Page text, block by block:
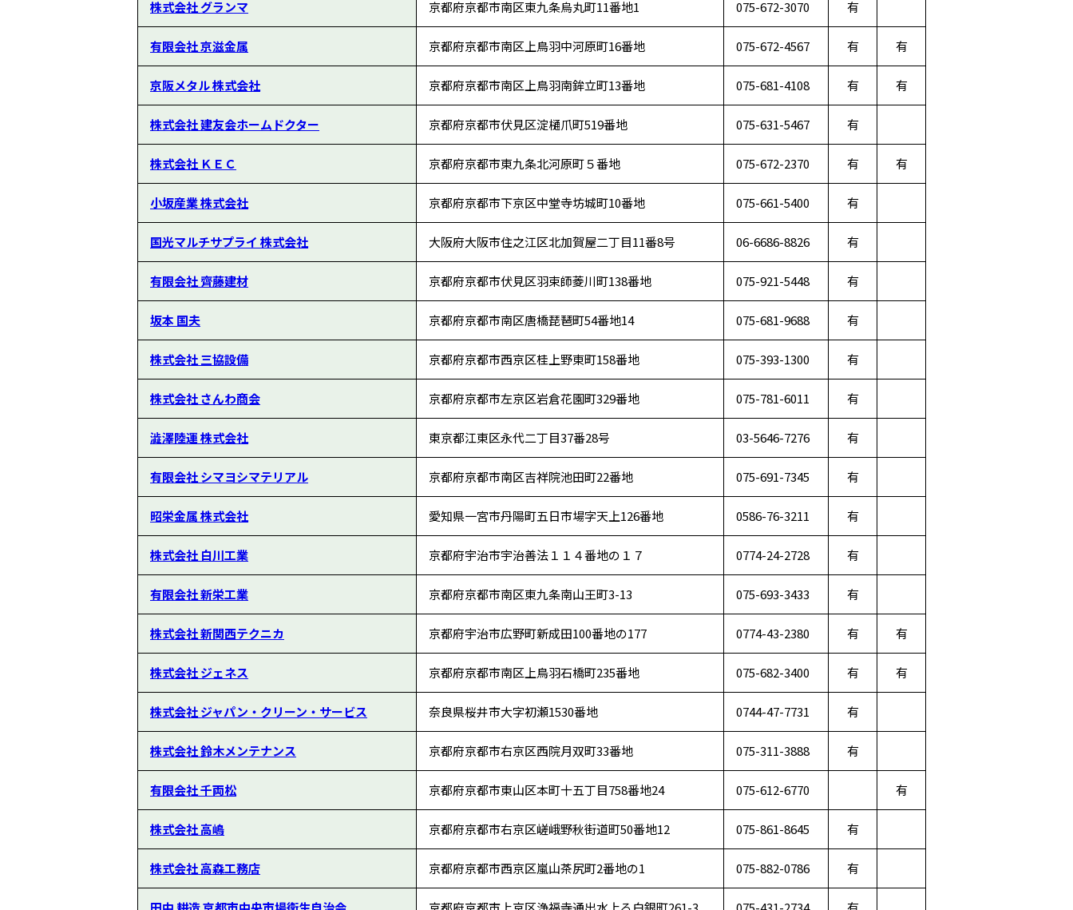
株式会社 グランマ 京都府京都市南区東九条烏丸町11番地1 075-672-3070 有
有限会社 京滋金属 京都府京都市南区上鳥羽中河原町16番地 075-672-4567 有 有
京阪メタル 株式会社 京都府京都市南区上鳥羽南鉾立町13番地 075-681-4108 有 有
株式会社 建友会ホームドクター 京都府京都市伏見区淀樋爪町519番地 075-631-5467 有
株式会社 ＫＥＣ 京都府京都市東九条北河原町５番地 075-672-2370 有 有
小坂産業 株式会社 京都府京都市下京区中堂寺坊城町10番地 075-661-5400 有
国光マルチサプライ 株式会社 大阪府大阪市住之江区北加賀屋二丁目11番8号 06-6686-8826 有
有限会社 齊藤建材 京都府京都市伏見区羽束師菱川町138番地 075-921-5448 有
坂本 国夫 京都府京都市南区唐橋琵琶町54番地14 075-681-9688 有
株式会社 三協設備 京都府京都市西京区桂上野東町158番地 075-393-1300 有
株式会社 さんわ商会 京都府京都市左京区岩倉花園町329番地 075-781-6011 有
澁澤陸運 株式会社 東京都江東区永代二丁目37番28号 03-5646-7276 有
有限会社 シマヨシマテリアル 京都府京都市南区吉祥院池田町22番地 075-691-7345 有
昭栄金属 株式会社 愛知県一宮市丹陽町五日市場字天上126番地 0586-76-3211 有
株式会社 白川工業 京都府宇治市宇治善法１１４番地の１７ 0774-24-2728 有
有限会社 新栄工業 京都府京都市南区東九条南山王町3-13 075-693-3433 有
株式会社 新関西テクニカ 京都府宇治市広野町新成田100番地の177 0774-43-2380 有 有
株式会社 ジェネス 京都府京都市南区上鳥羽石橋町235番地 075-682-3400 有 有
株式会社 ジャパン・クリーン・サービス 奈良県桜井市大字初瀬1530番地 0744-47-7731 有
株式会社 鈴木メンテナンス 京都府京都市右京区西院月双町33番地 075-311-3888 有
有限会社 千両松 京都府京都市東山区本町十五丁目758番地24 075-612-6770 有
株式会社 高嶋 京都府京都市右京区嵯峨野秋街道町50番地12 075-861-8645 有
株式会社 高森工務店 京都府京都市西京区嵐山茶尻町2番地の1 075-882-0786 有